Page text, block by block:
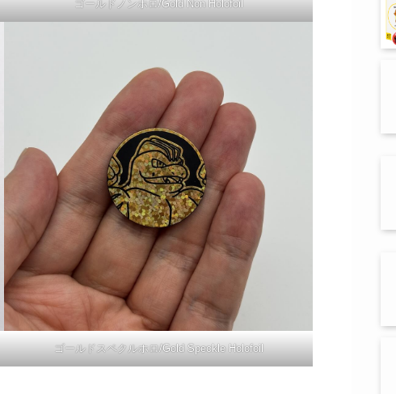
ゴールドノンホロ/Gold Non Holofoil
ゴールドスペクルホロ/Gold Speckle Holofoil